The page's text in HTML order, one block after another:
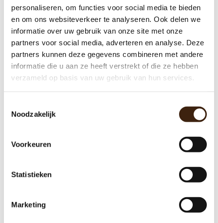
personaliseren, om functies voor social media te bieden
en om ons websiteverkeer te analyseren. Ook delen we
informatie over uw gebruik van onze site met onze
partners voor social media, adverteren en analyse. Deze
partners kunnen deze gegevens combineren met andere
informatie die u aan ze heeft verstrekt of die ze hebben
verzameld op basis van uw gebruik van hun services.
Noodzakelijk
Voorkeuren
Statistieken
Marketing
€60,00
Toevoegen aan winkelwagen